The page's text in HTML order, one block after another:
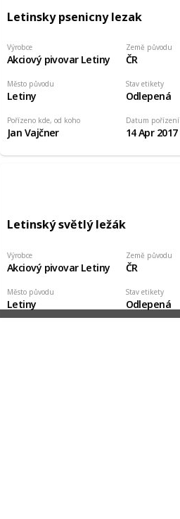
Letinsky psenicny lezak
Výrobce
Akciový pivovar Letiny
Země původu
ČR
Pořízeno kde, od koho
Jan Vajčner
Stav etikety
Odlepená
Datum pořízení
14 Apr 2017
Město původu
Letiny
Letinský světlý ležák
Výrobce
Akciový pivovar Letiny
Země původu
ČR
Stav etikety
Odlepená
Město původu
Letiny